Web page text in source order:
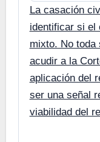
La casación
identificar si el
mixto. No toda
acudir a la
aplicación del
ser una señal
viabilidad del